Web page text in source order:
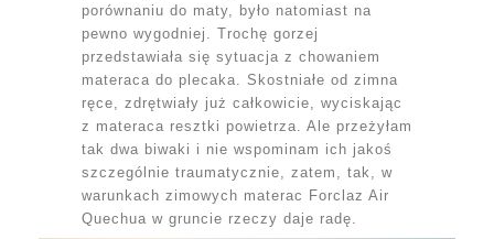
porównaniu do maty, było natomiast na
pewno wygodniej. Trochę gorzej
przedstawiała się sytuacja z chowaniem
materaca do plecaka. Skostniałe od zimna
ręce, zdrętwiały już całkowicie, wyciskając
z materaca resztki powietrza. Ale przeżyłam
tak dwa biwaki i nie wspominam ich jakoś
szczególnie traumatycznie, zatem, tak, w
warunkach zimowych materac Forclaz Air
Quechua w gruncie rzeczy daje radę.